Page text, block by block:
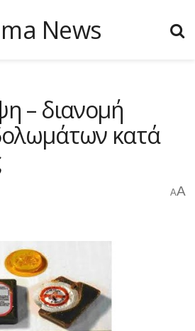
– διανομή
κατά
AA